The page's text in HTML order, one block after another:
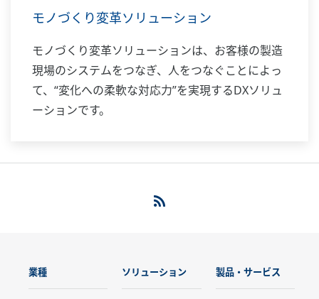
モノづくり変革ソリューション
モノづくり変革ソリューションは、お客様の製造
現場のシステムをつなぎ、人をつなぐことによっ
て、“変化への柔軟な対応力”を実現するDXソリュ
ーションです。
業種 ソリューション 製品・サービス